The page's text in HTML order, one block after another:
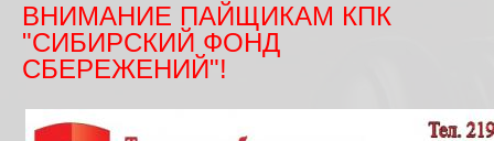
ВНИМАНИЕ ПАЙЩИКАМ КПК
"СИБИРСКИЙ ФОНД
СБЕРЕЖЕНИЙ"!